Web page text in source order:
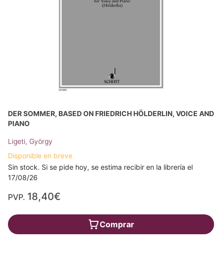
DER SOMMER, BASED ON FRIEDRICH HÖLDERLIN, VOICE AND
PIANO
Ligeti, György
Disponible en breve
Sin stock. Si se pide hoy, se estima recibir en la librería el
17/08/26
PVP. 18,40€
Comprar